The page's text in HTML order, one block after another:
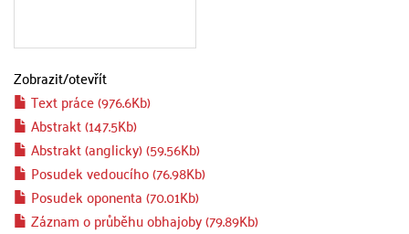
Zobrazit/otevřít
Text práce (976.6Kb)
Abstrakt (147.5Kb)
Abstrakt (anglicky) (59.56Kb)
Posudek vedoucího (76.98Kb)
Posudek oponenta (70.01Kb)
Záznam o průběhu obhajoby (79.89Kb)